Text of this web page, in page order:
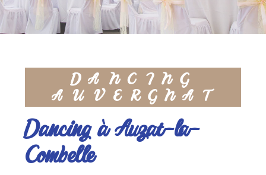
DANCING
AUVERGNAT
dancing à Auzat-la-
Combelle